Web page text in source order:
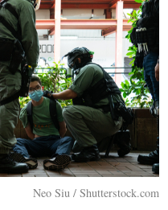
Neo Siu / Shutterstock.com